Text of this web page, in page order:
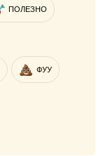
ПОЛЕЗНО
ФУУ